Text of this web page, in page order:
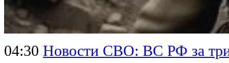
04:30 Новости СВО: ВС РФ за три